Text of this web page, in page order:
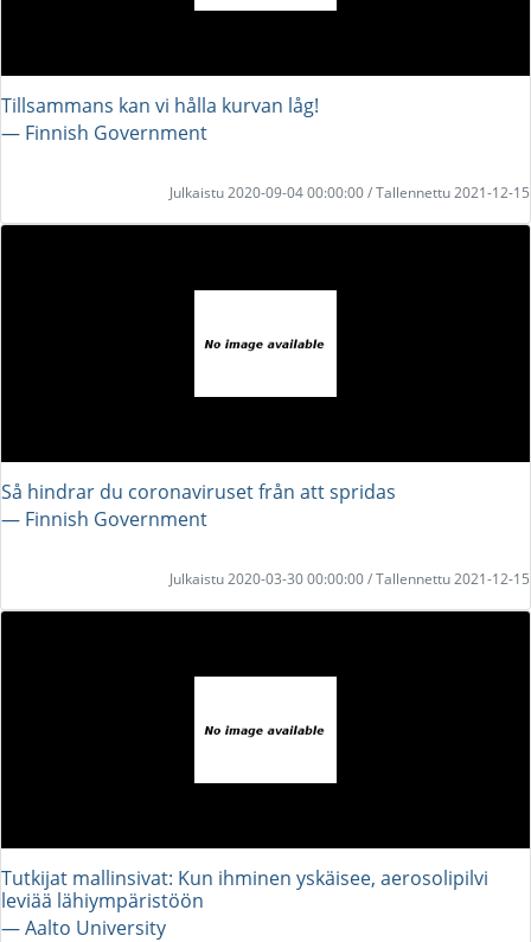
Tillsammans kan vi hålla kurvan låg!
― Finnish Government
Julkaistu 2020-09-04 00:00:00 / Tallennettu 2021-12-15
Så hindrar du coronaviruset från att spridas
― Finnish Government
Julkaistu 2020-03-30 00:00:00 / Tallennettu 2021-12-15
Tutkijat mallinsivat: Kun ihminen yskäisee, aerosolipilvi
leviää lähiympäristöön
― Aalto University